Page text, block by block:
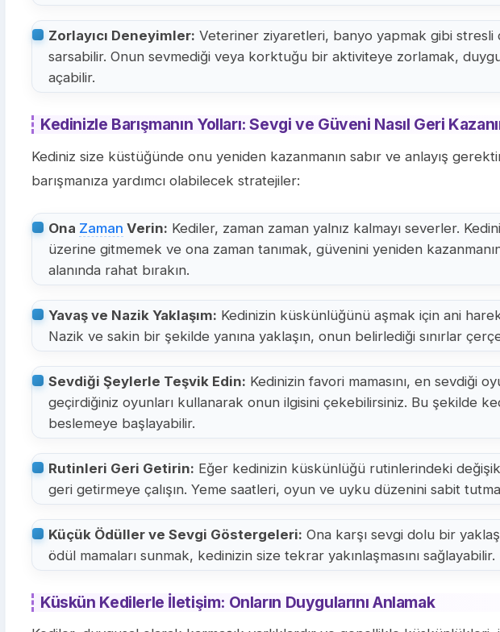
Zorlayıcı Deneyimler: Veteriner ziyaretleri, banyo yapmak gibi stresli
sarsabilir. Onun sevmediği veya korktuğu bir aktiviteye zorlamak,
açabilir.
Kedinizle Barışmanın Yolları: Sevgi ve Güveni Nasıl Geri
Kediniz size küstüğünde onu yeniden kazanmanın sabır ve anlayış
barışmanıza yardımcı olabilecek stratejiler:
Ona Zaman Verin: Kediler, zaman zaman yalnız kalmayı severler.
üzerine gitmemek ve ona zaman tanımak, güvenini yeniden
alanında rahat bırakın.
Yavaş ve Nazik Yaklaşım: Kedinizin küskünlüğünü aşmak için ani
Nazik ve sakin bir şekilde yanına yaklaşın, onun belirlediği sınırlar
Sevdiği Şeylerle Teşvik Edin: Kedinizin favori mamasını, en sevdiği
geçirdiğiniz oyunları kullanarak onun ilgisini çekebilirsiniz. Bu şekilde
beslemeye başlayabilir.
Rutinleri Geri Getirin: Eğer kedinizin küskünlüğü rutinlerindeki
geri getirmeye çalışın. Yeme saatleri, oyun ve uyku düzenini sabit
Küçük Ödüller ve Sevgi Göstergeleri: Ona karşı sevgi dolu bir
ödül mamaları sunmak, kedinizin size tekrar yakınlaşmasını sağlayabilir.
Küskün Kedilerle İletişim: Onların Duygularını Anlamak